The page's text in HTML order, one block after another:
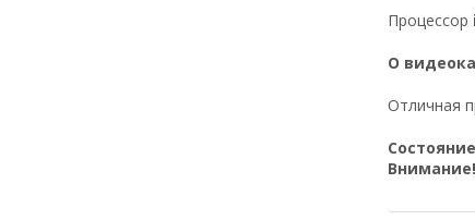
Процессор
О
Отличная
Внимание!